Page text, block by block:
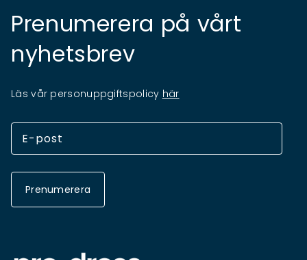
Prenumerera på vårt
nyhetsbrev
Läs vår personuppgiftspolicy här
Prenumerera